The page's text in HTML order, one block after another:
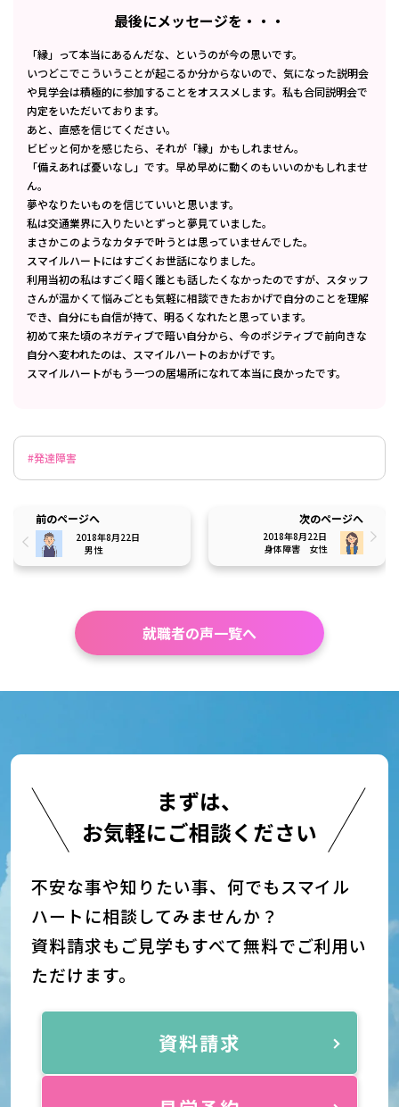
最後にメッセージを・・・
「縁」って本当にあるんだな、というのが今の思いです。
いつどこでこういうことが起こるか分からないので、気になった説明会
や見学会は積極的に参加することをオススメします。私も合同説明会で
内定をいただいております。
あと、直感を信じてください。
ビビッと何かを感じたら、それが「縁」かもしれません。
「備えあれば憂いなし」です。早め早めに動くのもいいのかもしれませ
ん。
夢やなりたいものを信じていいと思います。
私は交通業界に入りたいとずっと夢見ていました。
まさかこのようなカタチで叶うとは思っていませんでした。
スマイルハートにはすごくお世話になりました。
利用当初の私はすごく暗く誰とも話したくなかったのですが、スタッフ
さんが温かくて悩みごとも気軽に相談できたおかげで自分のことを理解
でき、自分にも自信が持て、明るくなれたと思っています。
初めて来た頃のネガティブで暗い自分から、今のポジティブで前向きな
自分へ変われたのは、スマイルハートのおかげです。
スマイルハートがもう一つの居場所になれて本当に良かったです。
#発達障害
前のページへ
2018年8月22日
男性
次のページへ
2018年8月22日
身体障害
女性
就職者の声一覧へ
まずは、
お気軽にご相談ください
不安な事や知りたい事、何でもスマイル
ハートに相談してみませんか？
資料請求もご見学もすべて無料でご利用い
ただけます。
資料請求